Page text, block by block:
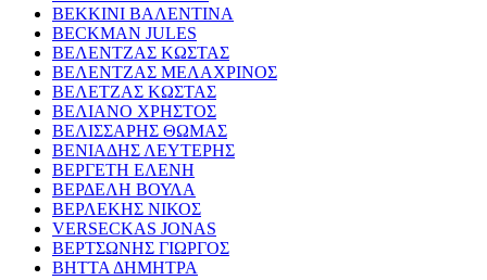
ΒΕΚΚΙΝΙ ΒΑΛΕΝΤΙΝΑ
BECKMAN JULES
ΒΕΛΕΝΤΖΑΣ ΚΩΣΤΑΣ
ΒΕΛΕΝΤΖΑΣ ΜΕΛΑΧΡΙΝΟΣ
ΒΕΛΕΤΖΑΣ ΚΩΣΤΑΣ
ΒΕΛΙΑΝΟ ΧΡΗΣΤΟΣ
ΒΕΛΙΣΣΑΡΗΣ ΘΩΜΑΣ
ΒΕΝΙΑΔΗΣ ΛΕΥΤΕΡΗΣ
ΒΕΡΓΕΤΗ ΕΛΕΝΗ
ΒΕΡΔΕΛΗ ΒΟΥΛΑ
ΒΕΡΛΕΚΗΣ ΝΙΚΟΣ
VERSECKAS JONAS
ΒΕΡΤΣΩΝΗΣ ΓΙΩΡΓΟΣ
ΒΗΤΤΑ ΔΗΜΗΤΡΑ